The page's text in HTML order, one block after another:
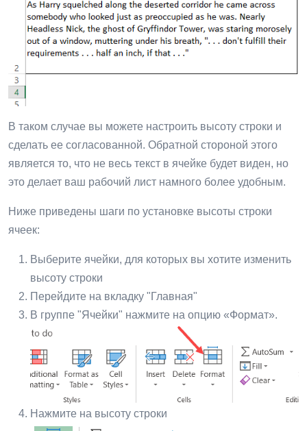
В таком случае вы можете настроить высоту строки и
сделать ее согласованной. Обратной стороной этого
является то, что не весь текст в ячейке будет виден, но
это делает ваш рабочий лист намного более удобным.
Ниже приведены шаги по установке высоты строки
ячеек:
Выберите ячейки, для которых вы хотите изменить
высоту строки
Перейдите на вкладку "Главная"
В группе "Ячейки" нажмите на опцию «Формат».
Нажмите на высоту строки